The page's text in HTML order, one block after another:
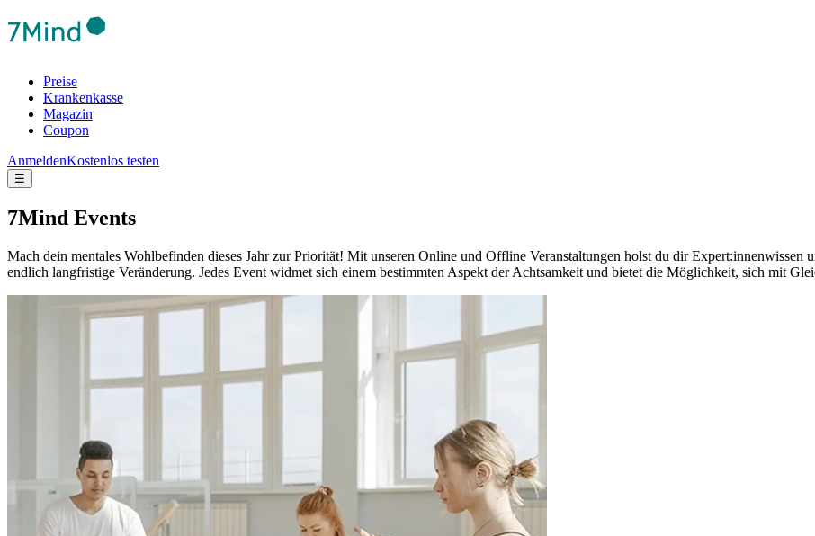
Preise
Krankenkasse
Magazin
Coupon
AnmeldenKostenlos testen
☰
7Mind Events
Mach dein mentales Wohlbefinden dieses Jahr zur Priorität! Mit unseren Online und Offline Veranstaltungen holst du dir Expert:innenwissen
endlich langfristige Veränderung. Jedes Event widmet sich einem bestimmten Aspekt der Achtsamkeit und bietet die Möglichkeit, sich mit